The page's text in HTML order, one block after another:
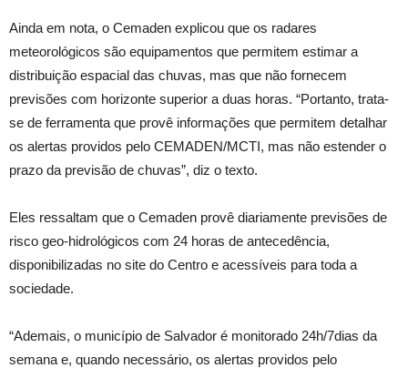
Ainda em nota, o Cemaden explicou que os radares
meteorológicos são equipamentos que permitem estimar a
distribuição espacial das chuvas, mas que não fornecem
previsões com horizonte superior a duas horas. “Portanto, trata-
se de ferramenta que provê informações que permitem detalhar
os alertas providos pelo CEMADEN/MCTI, mas não estender o
prazo da previsão de chuvas”, diz o texto.
Eles ressaltam que o Cemaden provê diariamente previsões de
risco geo-hidrológicos com 24 horas de antecedência,
disponibilizadas no site do Centro e acessíveis para toda a
sociedade.
“Ademais, o município de Salvador é monitorado 24h/7dias da
semana e, quando necessário, os alertas providos pelo